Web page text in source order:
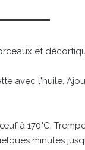
et
avec l'huile.
à 170°C.
minutes